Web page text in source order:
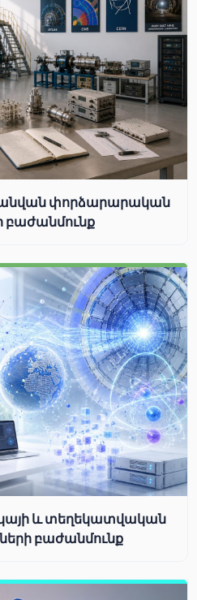
փորձարարական
բաժանմունք
և տեղեկատվական
բաժանմունք